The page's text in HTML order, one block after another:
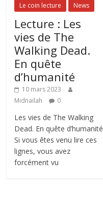
Le coin lecture News
Lecture : Les
vies de The
Walking Dead.
En quête
d’humanité
10 mars 2023
Midnailah
0
Les vies de The Walking
Dead. En quête d’humanité
Si vous êtes venu lire ces
lignes, vous avez
forcément vu